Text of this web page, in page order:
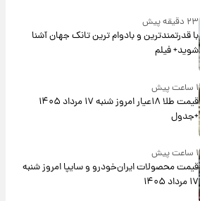
۲۳ دقیقه پیش
با قدرتمندترین و بادوام ترین تانک جهان آشنا
شوید+ فیلم
۱ ساعت پیش
قیمت طلا ۱۸عیار امروز شنبه ۱۷ مرداد ۱۴۰۵
+جدول
۱ ساعت پیش
قیمت محصولات ایران‌خودرو و سایپا امروز شنبه
۱۷ مرداد ۱۴۰۵